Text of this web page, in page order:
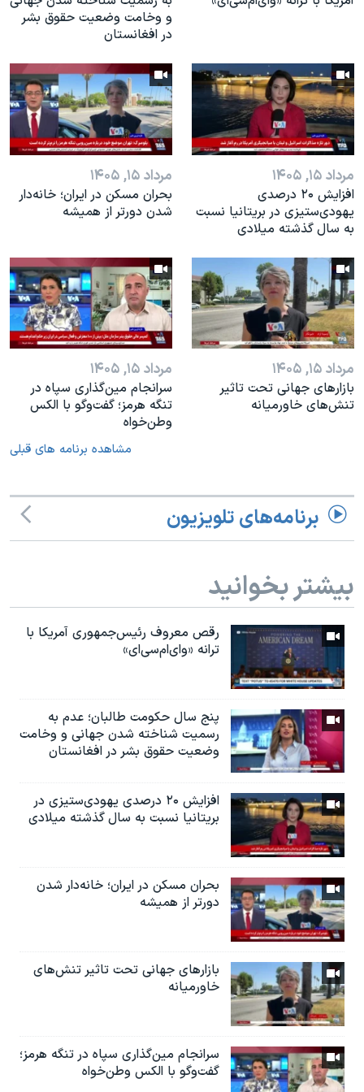
و وخامت وضعیت حقوق بشر
در افغانستان
مرداد ۱۵, ۱۴۰۵
افزایش ۲۰ درصدی
یهودی‌ستیزی در بریتانیا نسبت
به سال گذشته میلادی
مرداد ۱۵, ۱۴۰۵
بحران مسکن در ایران؛ خانه‌دار
شدن دورتر از همیشه
مرداد ۱۵, ۱۴۰۵
بازارهای جهانی تحت تاثیر
تنش‌های خاورمیانه
مرداد ۱۵, ۱۴۰۵
سرانجام مین‌گذاری‌ سپاه در
تنگه هرمز؛ گفت‌وگو با الکس
وطن‌خواه
مشاهده برنامه های قبلی
برنامه‌های تلویزیون
بیشتر بخوانید
رقص معروف رئیس‌جمهوری آمریکا با
ترانه «وای‌ام‌سی‌ای»
پنج سال حکومت طالبان؛ عدم به
رسمیت شناخته شدن جهانی و وخامت
وضعیت حقوق بشر در افغانستان
افزایش ۲۰ درصدی یهودی‌ستیزی در
بریتانیا نسبت به سال گذشته میلادی
بحران مسکن در ایران؛ خانه‌دار شدن
دورتر از همیشه
بازارهای جهانی تحت تاثیر تنش‌های
خاورمیانه
سرانجام مین‌گذاری‌ سپاه در تنگه هرمز؛
گفت‌وگو با الکس وطن‌خواه